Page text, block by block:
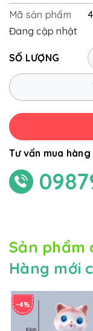
Mã sản phẩm
Đang cập nhật
SỐ LƯỢNG
Tư vấn mua hàng
Sản phẩm
Hàng mới
-4%